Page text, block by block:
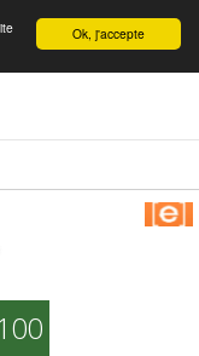
English Ok, j'accepte